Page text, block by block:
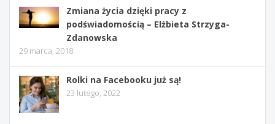
Zmiana życia dzięki pracy z
podświadomością – Elżbieta Strzyga-
Zdanowska
29 marca, 2018
Rolki na Facebooku już są!
23 lutego, 2022